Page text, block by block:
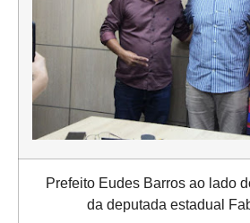
Prefeito Eudes Barros ao lado
da deputada estadual